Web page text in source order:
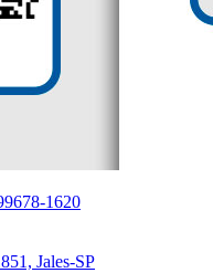
1620
Jales-SP